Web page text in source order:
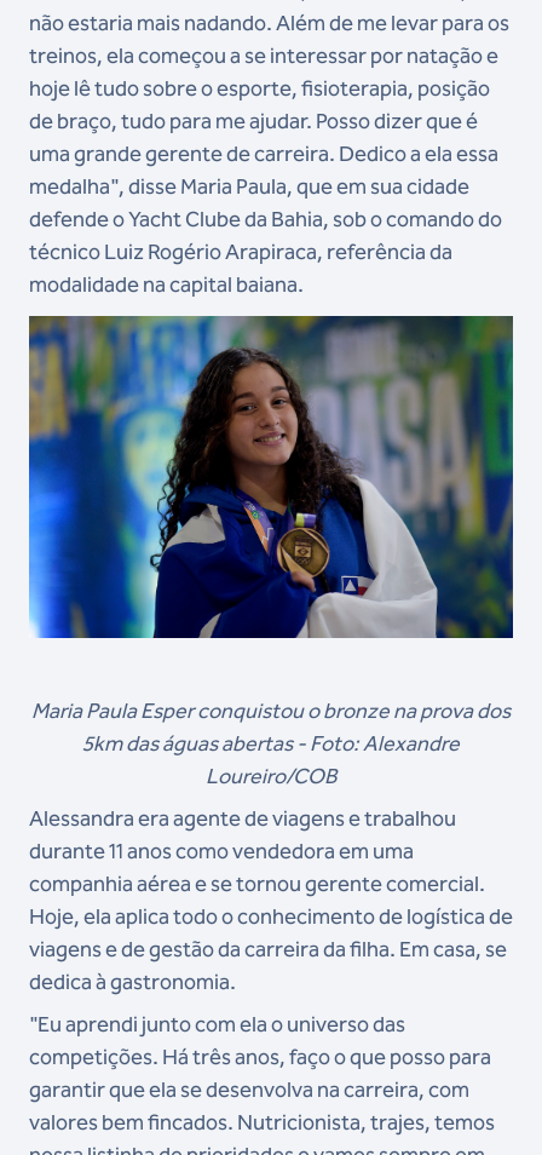
não estaria mais nadando. Além de me levar para os
treinos, ela começou a se interessar por natação e
hoje lê tudo sobre o esporte, fisioterapia, posição
de braço, tudo para me ajudar. Posso dizer que é
uma grande gerente de carreira. Dedico a ela essa
medalha", disse Maria Paula, que em sua cidade
defende o Yacht Clube da Bahia, sob o comando do
técnico Luiz Rogério Arapiraca, referência da
modalidade na capital baiana.
Maria Paula Esper conquistou o bronze na prova dos
5km das águas abertas - Foto: Alexandre
Loureiro/COB
Alessandra era agente de viagens e trabalhou
durante 11 anos como vendedora em uma
companhia aérea e se tornou gerente comercial.
Hoje, ela aplica todo o conhecimento de logística de
viagens e de gestão da carreira da filha. Em casa, se
dedica à gastronomia.
"Eu aprendi junto com ela o universo das
competições. Há três anos, faço o que posso para
garantir que ela se desenvolva na carreira, com
valores bem fincados. Nutricionista, trajes, temos